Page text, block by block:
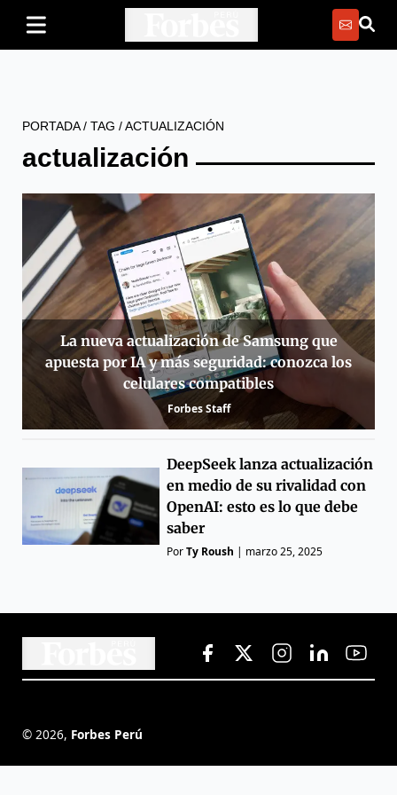
PORTADA/ TAG /ACTUALIZACIÓN
actualización
La nueva actualización de Samsung que
apuesta por IA y más seguridad: conozca los
celulares compatibles
Forbes Staff
DeepSeek lanza actualización
en medio de su rivalidad con
OpenAI: esto es lo que debe
saber
PorTy Roush | marzo 25, 2025
© 2026, Forbes Perú